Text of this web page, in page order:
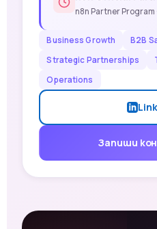
n8n Partner Program
Business Growth
B2B
Strategic Partnerships
Operations
Запиши